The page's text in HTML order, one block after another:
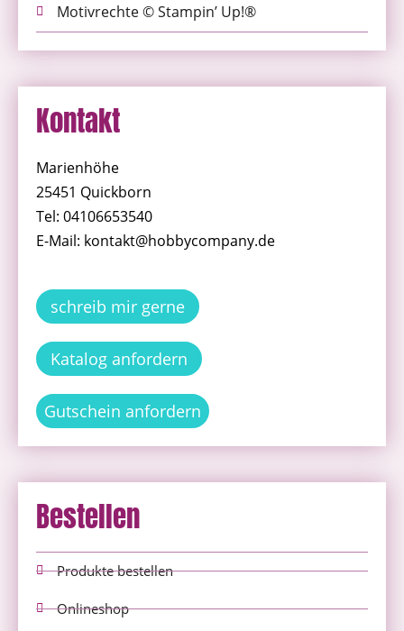
Motivrechte © Stampin’ Up!®
Kontakt
Marienhöhe
25451 Quickborn
Tel: 04106653540
E-Mail: kontakt@hobbycompany.de
schreib mir gerne
Katalog anfordern
Gutschein anfordern
Bestellen
Produkte bestellen
Onlineshop